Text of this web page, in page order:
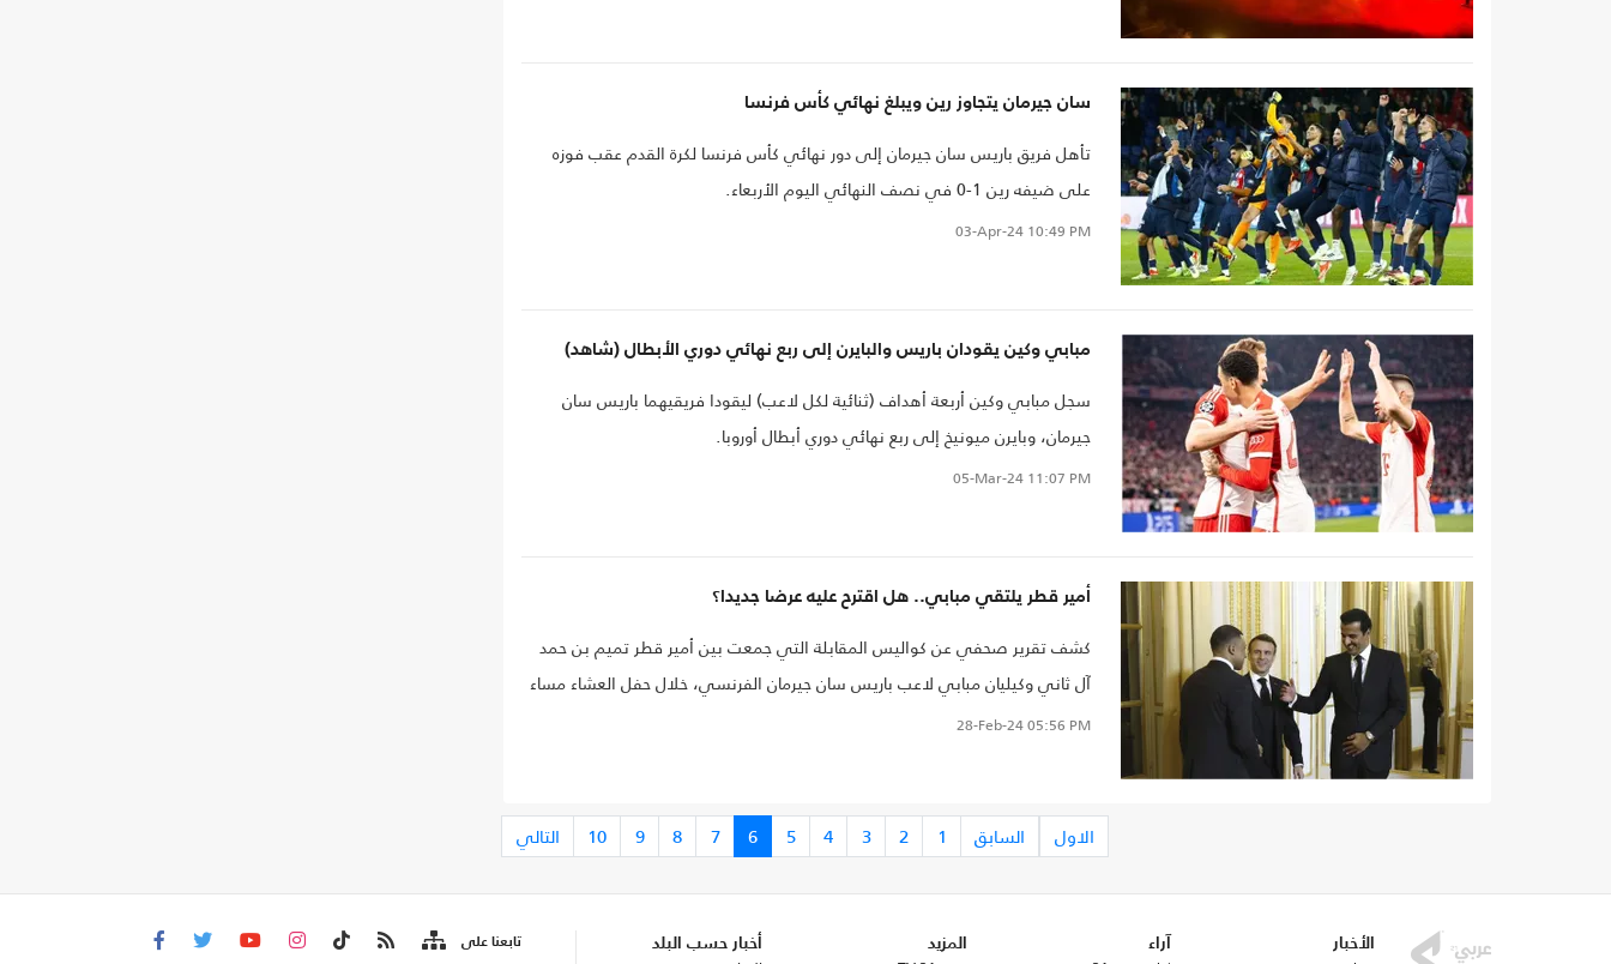
سان جيرمان يتجاوز رين ويبلغ نهائي كأس فرنسا
تأهل فريق باريس سان جيرمان إلى دور نهائي كأس فرنسا لكرة القدم عقب فوزه
على ضيفه رين 1-0 في نصف النهائي اليوم الأربعاء.
03-Apr-24 10:49 PM
مبابي وكين يقودان باريس والبايرن إلى ربع نهائي دوري الأبطال (شاهد)
سجل مبابي وكين أربعة أهداف (ثنائية لكل لاعب) ليقودا فريقيهما باريس سان
جيرمان، وبايرن ميونيخ إلى ربع نهائي دوري أبطال أوروبا.
05-Mar-24 11:07 PM
أمير قطر يلتقي مبابي.. هل اقترح عليه عرضا جديدا؟
كشف تقرير صحفي عن كواليس المقابلة التي جمعت بين أمير قطر تميم بن حمد
آل ثاني وكيليان مبابي لاعب باريس سان جيرمان الفرنسي، خلال حفل العشاء مساء
أمس الثلاثاء بحضور الرئيس الفرنسي إيمانويل ماكرون.
28-Feb-2405:56 PM
الاول السابق 1
2
3
4
5
6
7
8
9
10 التالي
الأخبار آراء المزيد أخبار حسب البلد تابعنا على